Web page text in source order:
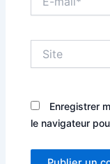
mail*
Enregistrer
le navigateur